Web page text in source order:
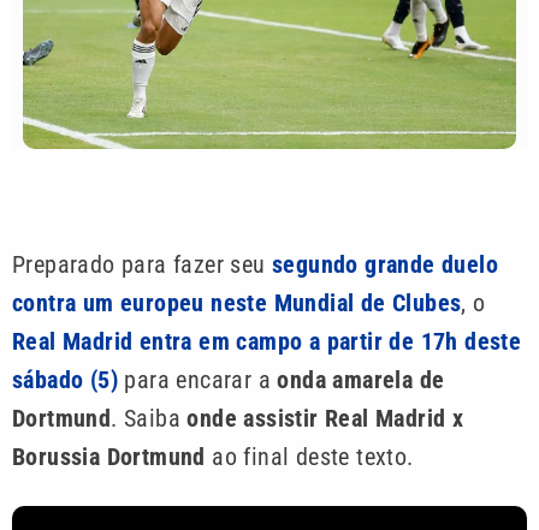
Preparado para fazer seu segundo grande duelo
contra um europeu neste Mundial de Clubes, o
Real Madrid entra em campo a partir de 17h deste
sábado (5) para encarar aonda amarela de
Dortmund. Saibaonde assistir Real Madrid x
Borussia Dortmund ao final deste texto.